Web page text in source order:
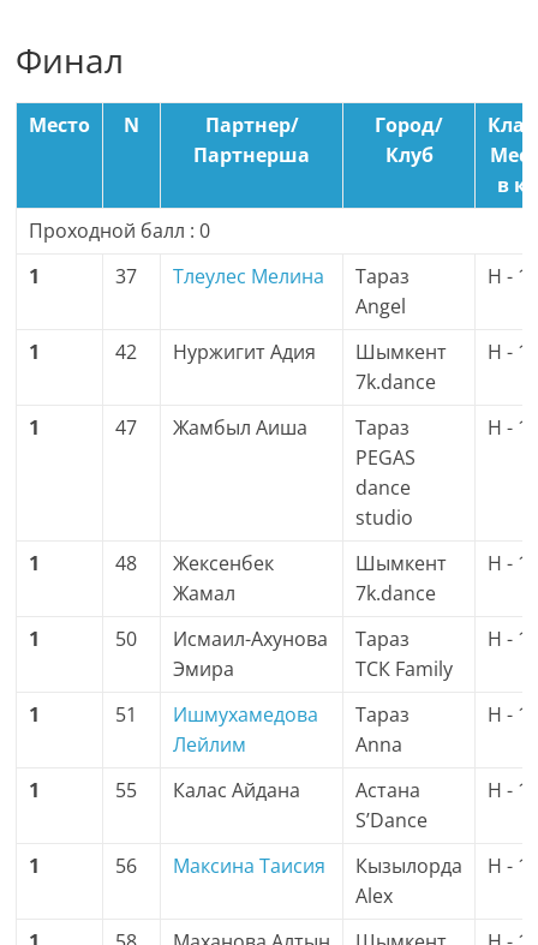
Финал
Проходной балл : 0
Место N
Партнер/
Партнерша
Город/
Клуб
в
1 37 Тлеулес Мелина
Тараз
Angel
H - 1
1 42 Нуржигит Адия
Шымкент
7k.dance
H - 1
1 47 Жамбыл Аиша
Тараз
PEGAS
dance
studio
H - 1
1 48
Жексенбек
Жамал
Шымкент
7k.dance
H - 1
1 50
Исмаил-Ахунова
Эмира
Тараз
ТСК Family
H - 1
1 51
Ишмухамедова
Лейлим
Тараз
Anna
H - 1
1 55 Калас Айдана
Астана
S’Dance
H - 1
1 56 Максина Таисия
Кызылорда
Alex
H - 1